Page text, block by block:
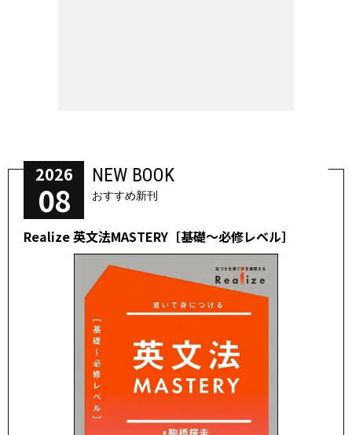
2026
08
NEW BOOK
おすすめ新刊
Realize 英文法MASTERY［基礎～必修レベル］